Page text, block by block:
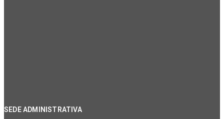
SEDE ADMINISTRATIVA